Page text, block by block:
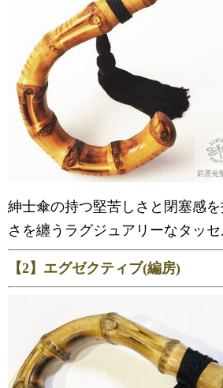
紳士傘の持つ堅苦しさと閉塞感
さを纏うラグジュアリーなタッセ
【2】エグゼクティブ(編房)